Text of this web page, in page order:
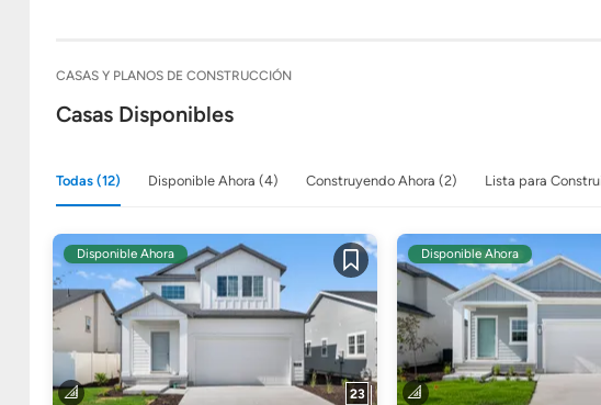
CASAS Y PLANOS DE CONSTRUCCIÓN
Casas Disponibles
Todas (12) Disponible Ahora (4) Construyendo Ahora (2) Lista para
Guardar
23
Disponible Ahora Disponible Ahora